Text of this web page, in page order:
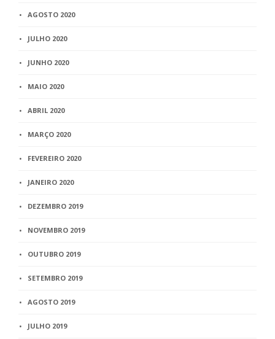
AGOSTO 2020
JULHO 2020
JUNHO 2020
MAIO 2020
ABRIL 2020
MARÇO 2020
FEVEREIRO 2020
JANEIRO 2020
DEZEMBRO 2019
NOVEMBRO 2019
OUTUBRO 2019
SETEMBRO 2019
AGOSTO 2019
JULHO 2019